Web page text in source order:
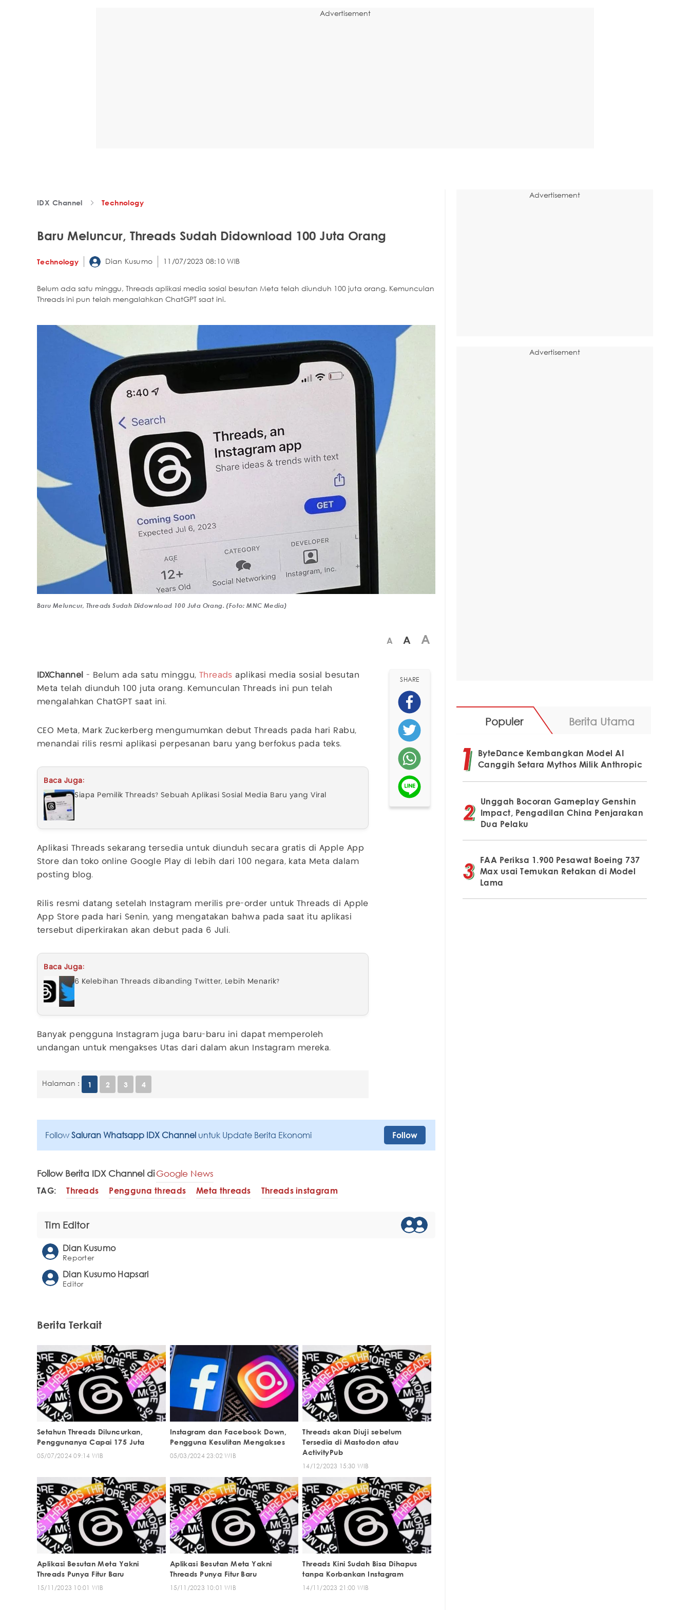
Advertisement
IDX Channel Technology
Baru Meluncur, Threads Sudah Didownload 100 Juta Orang
Technology Dian Kusumo 11/07/2023 08:10 WIB
Belum ada satu minggu, Threads aplikasi media sosial besutan Meta telah diunduh 100 juta orang. Kemunculan
Threads ini pun telah mengalahkan ChatGPT saat ini.
Baru Meluncur, Threads Sudah Didownload 100 Juta Orang. (Foto: MNC Media)
A A A
IDXChannel - Belum ada satu minggu, Threads aplikasi media sosial besutan
Meta telah diunduh 100 juta orang. Kemunculan Threads ini pun telah
mengalahkan ChatGPT saat ini.
CEO Meta, Mark Zuckerberg mengumumkan debut Threads pada hari Rabu,
menandai rilis resmi aplikasi perpesanan baru yang berfokus pada teks.
Baca Juga:
Siapa Pemilik Threads? Sebuah Aplikasi Sosial Media Baru yang Viral
Aplikasi Threads sekarang tersedia untuk diunduh secara gratis di Apple App
Store dan toko online Google Play di lebih dari 100 negara, kata Meta dalam
posting blog.
Rilis resmi datang setelah Instagram merilis pre-order untuk Threads di Apple
App Store pada hari Senin, yang mengatakan bahwa pada saat itu aplikasi
tersebut diperkirakan akan debut pada 6 Juli.
Baca Juga:
6 Kelebihan Threads dibanding Twitter, Lebih Menarik?
Banyak pengguna Instagram juga baru-baru ini dapat memperoleh
undangan untuk mengakses Utas dari dalam akun Instagram mereka.
Halaman : 1 2 3 4
SHARE
Follow Saluran Whatsapp IDX Channel untuk Update Berita Ekonomi Follow
Follow Berita IDX Channel diGoogle News
TAG: Threads Pengguna threads Meta threads Threads instagram
Tim Editor
Dian Kusumo
Reporter
Dian Kusumo Hapsari
Editor
Berita Terkait
Setahun Threads Diluncurkan,
Penggunanya Capai 175 Juta
05/07/2024 09:14 WIB
Instagram dan Facebook Down,
Pengguna Kesulitan Mengakses
05/03/2024 23:02 WIB
Threads akan Diuji sebelum
Tersedia di Mastodon atau
ActivityPub
14/12/2023 15:30 WIB
Aplikasi Besutan Meta Yakni
Threads Punya Fitur Baru
15/11/2023 10:01 WIB
Aplikasi Besutan Meta Yakni
Threads Punya Fitur Baru
15/11/2023 10:01 WIB
Threads Kini Sudah Bisa Dihapus
tanpa Korbankan Instagram
14/11/2023 21:00 WIB
Advertisement
Advertisement
Populer Berita Utama
ByteDance Kembangkan Model AI
Canggih Setara Mythos Milik Anthropic
Unggah Bocoran Gameplay Genshin
Impact, Pengadilan China Penjarakan
Dua Pelaku
FAA Periksa 1.900 Pesawat Boeing 737
Max usai Temukan Retakan di Model
Lama